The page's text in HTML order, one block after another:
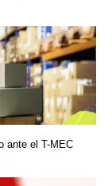
ante el T-MEC